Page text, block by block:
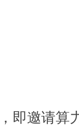
即邀请算